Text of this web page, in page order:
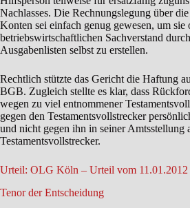
Nachlasses. Die Rechnungslegung über
Konten sei einfach genug gewesen, um sie
betriebswirtschaftlichen Sachverstand
Ausgabenlisten selbst zu erstellen.
Rechtlich stützte das Gericht die Haftung
BGB. Zugleich stellte es klar, dass
wegen zu viel entnommener
gegen den Testamentsvollstrecker
und nicht gegen ihn in seiner Amtsstellung
Testamentsvollstrecker.
Urteil: OLG Köln – Urteil vom 11.01.2012
Tenor der Entscheidung